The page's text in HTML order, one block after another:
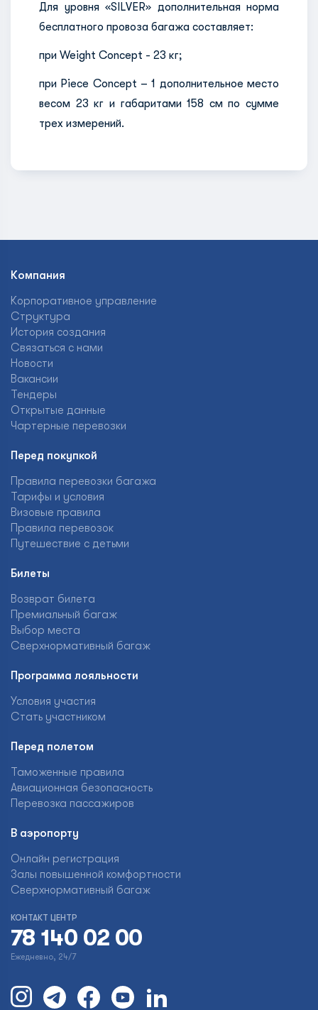
Для уровня «SILVER» дополнительная норма
бесплатного провоза багажа составляет:
при Weight Concept - 23 кг;
при Piece Concept – 1 дополнительное место
весом 23 кг и габаритами 158 см по сумме
трех измерений.
Компания
Корпоративное управление
Структура
История создания
Связаться с нами
Новости
Вакансии
Тендеры
Открытые данные
Чартерные перевозки
Перед покупкой
Правила перевозки багажа
Тарифы и условия
Визовые правила
Правила перевозок
Путешествие с детьми
Билеты
Возврат билета
Премиальный багаж
Выбор места
Сверхнормативный багаж
Программа лояльности
Условия участия
Стать участником
Перед полетом
Таможенные правила
Авиационная безопасность
Перевозка пассажиров
В аэропорту
Онлайн регистрация
Залы повышенной комфортности
Сверхнормативный багаж
КОНТАКТ ЦЕНТР
78 140 02 00
Ежедневно, 24/7